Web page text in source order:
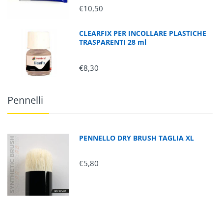
€10,50
CLEARFIX PER INCOLLARE PLASTICHE
TRASPARENTI 28 ml
€8,30
Pennelli
PENNELLO DRY BRUSH TAGLIA XL
€5,80